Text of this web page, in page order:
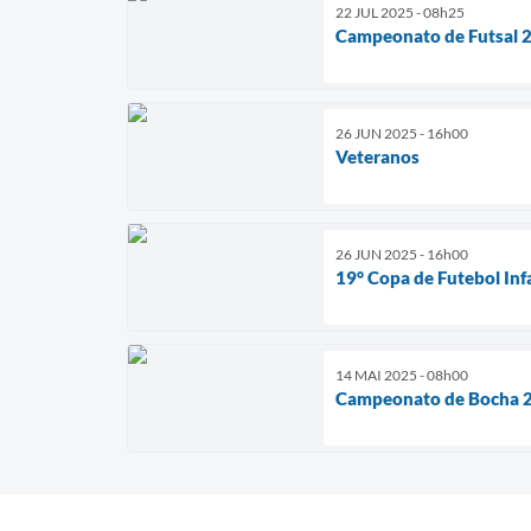
22 JUL 2025 - 08h25
Campeonato de Futsal
26 JUN 2025 - 16h00
Veteranos
26 JUN 2025 - 16h00
19° Copa de Futebol
14 MAI 2025 - 08h00
Campeonato de Bocha